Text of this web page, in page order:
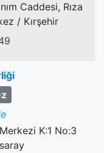
Caddesi, Rıza
/ Kırşehir
K:1 No:3